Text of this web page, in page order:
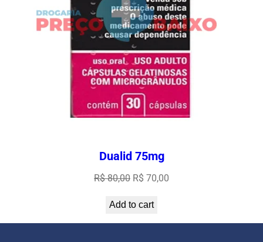
Dualid 75mg
R$80,00 Original
was:
R$ 70,00
Add to cart